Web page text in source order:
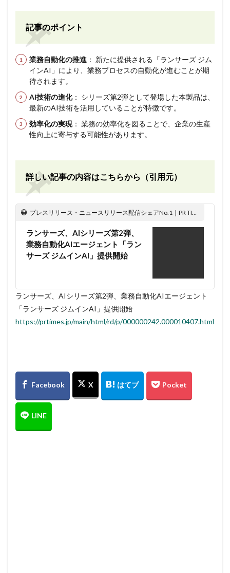
記事のポイント
業務自動化の推進 ： 新たに提供される「ランサーズ ジム
インAI」により、業務プロセスの自動化が進むことが期
待されます。
AI技術の進化： シリーズ第2弾として登場した本製品は、
最新のAI技術を活用していることが特徴です。
効率化の実現： 業務の効率化を図ることで、企業の生産
性向上に寄与する可能性があります。
詳しい記事の内容はこちらから（引用元）
プレスリリース・ニュースリリース配信シェアNo.1｜PR TIMES
ランサーズ、AIシリーズ第2弾、
業務自動化AIエージェント「ラン
サーズ ジムインAI」提供開始
ランサーズ、AIシリーズ第2弾、業務自動化AIエージェント
「ランサーズ ジムインAI」提供開始
https://prtimes.jp/main/html/rd/p/000000242.000010407.html